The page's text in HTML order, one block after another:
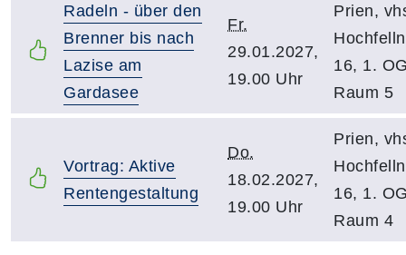
Radeln - über den
Brenner bis nach
Lazise am
Gardasee
Fr.
29.01.2027,
19.00 Uhr
Prien,
16, 1.
Raum 5
Vortrag: Aktive
Rentengestaltung
Do.
18.02.2027,
19.00 Uhr
Prien,
16, 1.
Raum 4